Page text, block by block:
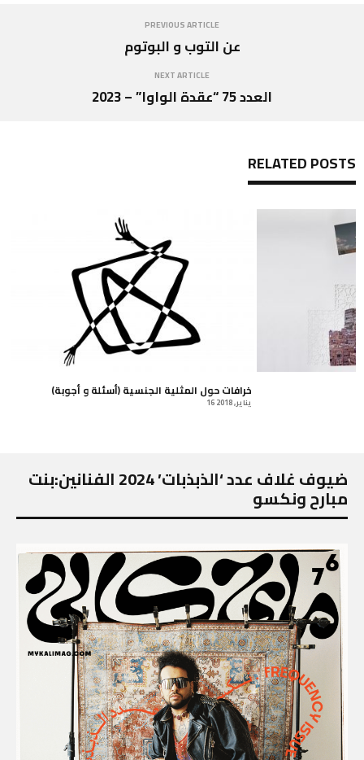
PREVIOUS ARTICLE
عن التوب و البوتوم
NEXT ARTICLE
العدد 75 “عقدة الواوا” – 2023
RELATED POSTS
خرافات حول المثلية الجنسية (أسئلة و أجوبة)
16 يناير, 2018
ضيوف غلاف عدد ‘الذبذبات’ 2024 الفنانين:بنت
مبارح ونكسو